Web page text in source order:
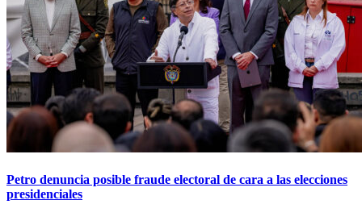
Petro denuncia posible fraude electoral de cara a las elecciones
presidenciales